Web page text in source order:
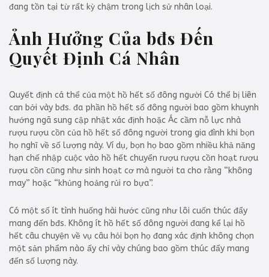
đang tồn tại từ rất kỳ chậm trong lịch sử nhân loại.
Ảnh Hưởng Của bđs Đến
Quyết Định Cá Nhân
Quyết định cá thể của một hồ hết số đông người Có thể bị liên
can bởi vày bđs. đa phần hồ hết số đông người bao gồm khuynh
hướng ngã sung cập nhật xác định hoặc Ác cầm nỗ lực nhà
rượu rượu cồn của hồ hết số đông người trong gia đình khi bọn
họ nghĩ về số lượng này. Ví dụ, bọn họ bao gồm nhiều khả năng
hạn chế nhập cuộc vào hồ hết chuyển rượu rượu cồn hoạt rượu
rượu cồn cũng như sinh hoạt cơ mà người ta cho rằng “không
may” hoặc “khủng hoảng rủi ro bựa”.
Có một số ít tình huống hài hước cũng như lôi cuốn thúc đẩy
mang đến bđs. Không ít hồ hết số đông người đang kể lại hồ
hết câu chuyện về vụ câu hỏi bọn họ đang xác định không chọn
một sản phẩm nào ấy chỉ vày chúng bao gồm thúc đẩy mang
đến số lượng này.